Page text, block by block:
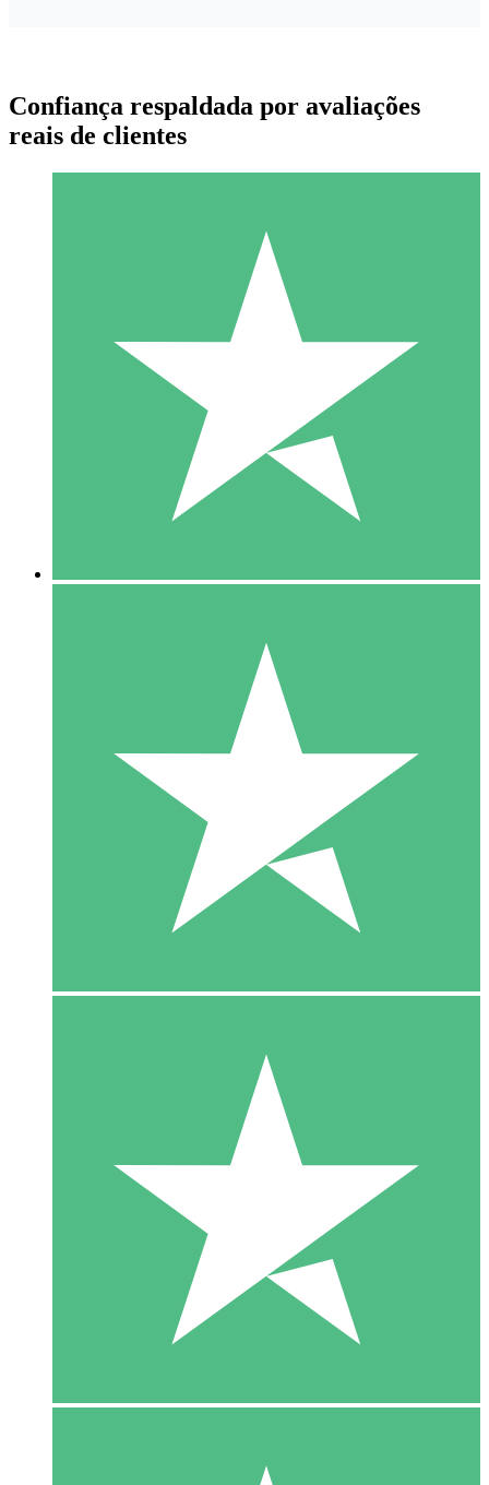
Pacotes de Créditos Individuais
Pague conforme o uso com créditos de download. Sem
1000
10 Downloads
20 00
Confiança respaldada por avaliações
reais de clientes